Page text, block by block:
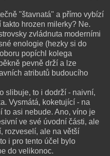
"štavnatá" a přímo vybízí
hrozen milerky? Ne.
zvládnuta moderními
enologie (hezky si do
popíchl kolega
pevně drží a lze
atributů budoucího
slibuje, to i dodrží - naivní,
Vysmátá, koketující - na
asi nebude. Ano, víno je
ve své úvodní části, ale
rozveselí, ale na větší
i pro tento účel bylo
do velikonoc.